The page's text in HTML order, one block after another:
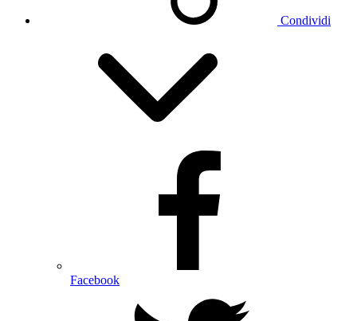
Condividi
Facebook